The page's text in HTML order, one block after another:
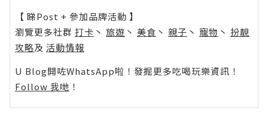
【 睇Post + 參加品牌活動 】
瀏覽更多社群 打卡 丶 旅遊 丶 美食 丶 親子 丶 寵物 丶 扮靚
攻略及 活動情報
U Blog開咗WhatsApp啦！發掘更多吃喝玩樂資訊！
Follow 我哋 ！